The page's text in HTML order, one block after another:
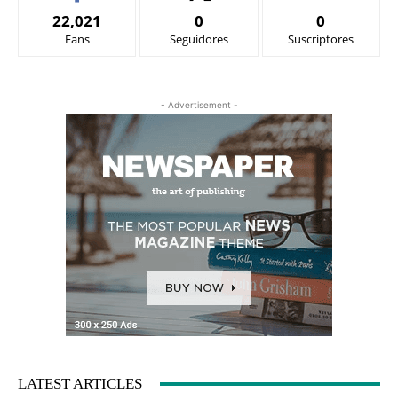
22,021
Fans
0
Seguidores
0
Suscriptores
- Advertisement -
LATEST ARTICLES